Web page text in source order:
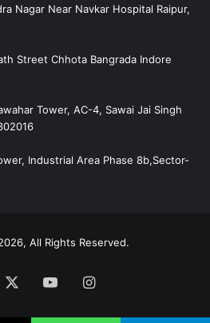
Nagar Near Navkar Hospital Raipur,
Street Chhota Bangrada Indore
Tower, AC-4, Sawai Jai Singh
Industrial Area Phase 8b,Sector-
All Rights Reserved.
YouTubeInstagram